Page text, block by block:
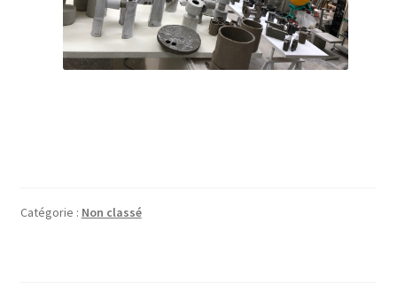
Catégorie : Non classé